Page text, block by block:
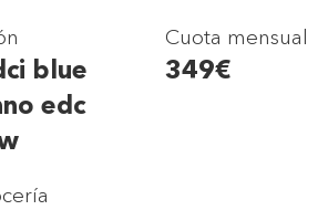
blue
edc
Cuota mensual
349€